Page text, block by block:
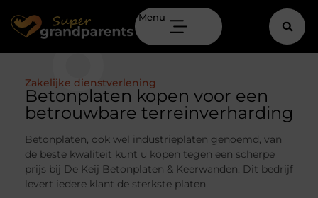
Menu
Zakelijke dienstverlening
Betonplaten kopen voor een
betrouwbare terreinverharding
Betonplaten, ook wel industrieplaten genoemd, van
de beste kwaliteit kunt u kopen tegen een scherpe
prijs bij De Keij Betonplaten & Keerwanden. Dit bedrijf
levert iedere klant de sterkste platen